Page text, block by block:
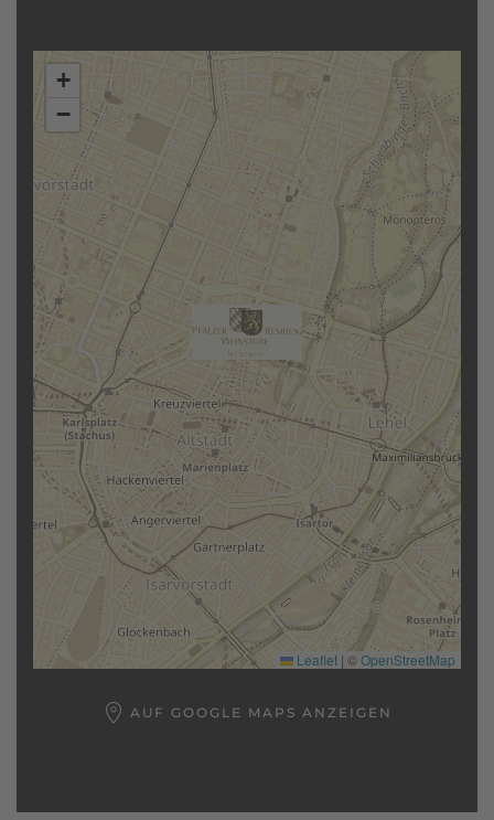
+
−
Leaflet | ©OpenStreetMap
AUF GOOGLE MAPS ANZEIGEN